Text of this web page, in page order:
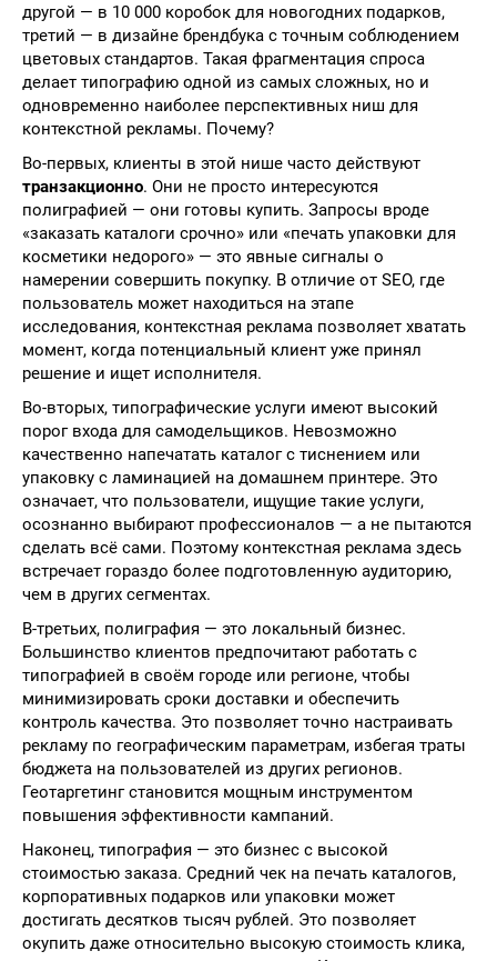
другой — в 10 000 коробок для новогодних подарков,
третий — в дизайне брендбука с точным соблюдением
цветовых стандартов. Такая фрагментация спроса
делает типографию одной из самых сложных, но и
одновременно наиболее перспективных ниш для
контекстной рекламы. Почему?
Во-первых, клиенты в этой нише часто действуют
транзакционно. Они не просто интересуются
полиграфией — они готовы купить. Запросы вроде
«заказать каталоги срочно» или «печать упаковки для
косметики недорого» — это явные сигналы о
намерении совершить покупку. В отличие от SEO, где
пользователь может находиться на этапе
исследования, контекстная реклама позволяет хватать
момент, когда потенциальный клиент уже принял
решение и ищет исполнителя.
Во-вторых, типографические услуги имеют высокий
порог входа для самодельщиков. Невозможно
качественно напечатать каталог с тиснением или
упаковку с ламинацией на домашнем принтере. Это
означает, что пользователи, ищущие такие услуги,
осознанно выбирают профессионалов — а не пытаются
сделать всё сами. Поэтому контекстная реклама здесь
встречает гораздо более подготовленную аудиторию,
чем в других сегментах.
В-третьих, полиграфия — это локальный бизнес.
Большинство клиентов предпочитают работать с
типографией в своём городе или регионе, чтобы
минимизировать сроки доставки и обеспечить
контроль качества. Это позволяет точно настраивать
рекламу по географическим параметрам, избегая траты
бюджета на пользователей из других регионов.
Геотаргетинг становится мощным инструментом
повышения эффективности кампаний.
Наконец, типография — это бизнес с высокой
стоимостью заказа. Средний чек на печать каталогов,
корпоративных подарков или упаковки может
достигать десятков тысяч рублей. Это позволяет
окупить даже относительно высокую стоимость клика,